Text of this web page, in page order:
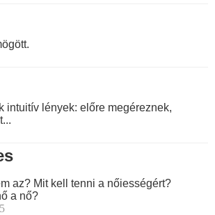
intuitív lények: előre megéreznek,
az? Mit kell tenni a nőiességért?
a nő?